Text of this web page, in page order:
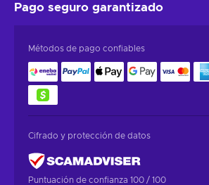
Pago seguro garantizado
Métodos de pago confiables
Cifrado y protección de datos
Puntuación de confianza 100 / 100